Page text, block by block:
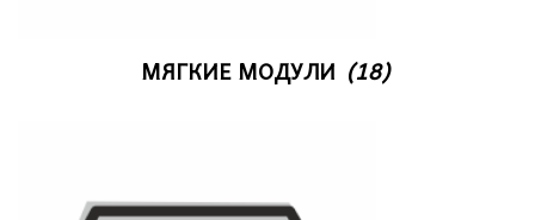
МЯГКИЕ МОДУЛИ (18)